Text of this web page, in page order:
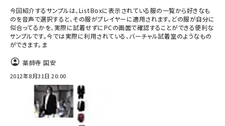
今回紹介するサンプルは、ListBoxに表示されている服の一覧から好きなも
のを音声で選択すると、その服がプレイヤーに適用されます。どの服が自分に
似合ってるかを、実際に試着せずにPCの画面で確認することができる便利な
サンプルです。今では実際に利用されている、バーチャル試着室のようなもの
ができます。ま
薬師寺 国安
2012年8月31日 20:00